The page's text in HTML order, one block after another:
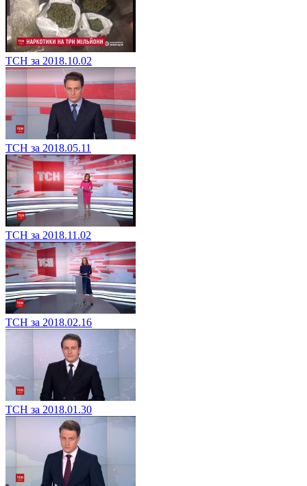
ТСН за 2018.10.02
ТСН за 2018.05.11
ТСН за 2018.11.02
ТСН за 2018.02.16
ТСН за 2018.01.30